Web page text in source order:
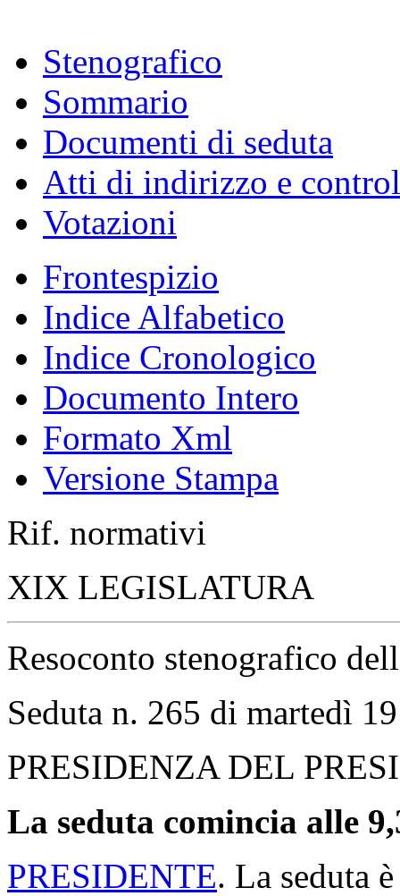
Stenografico
Sommario
Documenti di seduta
Atti di indirizzo e
Votazioni
Frontespizio
Indice Alfabetico
Indice Cronologico
Documento Intero
Formato Xml
Versione Stampa
Rif. normativi
XIX LEGISLATURA
Resoconto stenografico
Seduta n. 265 di martedì
PRESIDENZA DEL
La seduta comincia alle
PRESIDENTE. La seduta